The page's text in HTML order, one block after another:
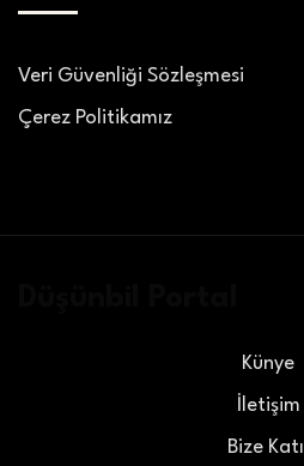
Veri Güvenliği Sözleşmesi
Çerez Politikamız
Künye
İletişim
Bize Katıl